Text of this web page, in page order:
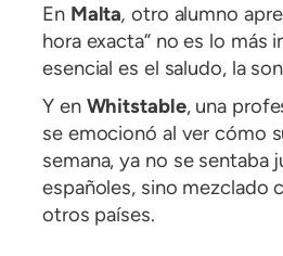
En Malta, otro alumno
hora exacta” no es lo más
esencial es el saludo, la
Y en Whitstable, una
se emocionó al ver cómo
semana, ya no se sentaba
españoles, sino mezclado
otros países.